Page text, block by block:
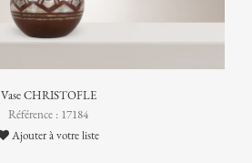
Vase CHRISTOFLE
Référence : 17184
Ajouter à votre liste